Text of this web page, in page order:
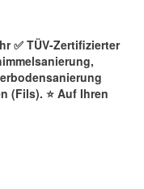
✅ TÜV-Zertifizierter
(Fils). ⭐ Auf Ihren